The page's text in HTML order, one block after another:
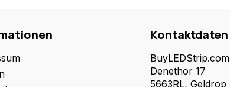
Kontaktdaten
BuyLEDStrip.com
Denethor 17
5663RL, Geldrop